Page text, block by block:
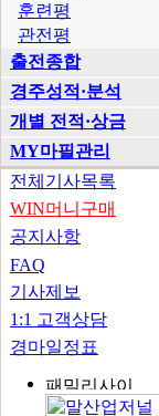
훈련평
관전평
출전종합
경주성적·분석
개별 전적·상금
MY마필관리
전체기사목록
WIN머니구매
공지사항
FAQ
기사제보
1:1 고객상담
경마일정표